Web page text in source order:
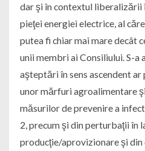
dar şi în contextul liberalizării
pieţei energiei electrice, al
putea fi chiar mai mare decât
unii membri ai Consiliului. S-a
aşteptări în sens ascendent
unor mărfuri agroalimentare
măsurilor de prevenire a
2, precum şi din perturbaţii în
producţie/aprovizionare şi